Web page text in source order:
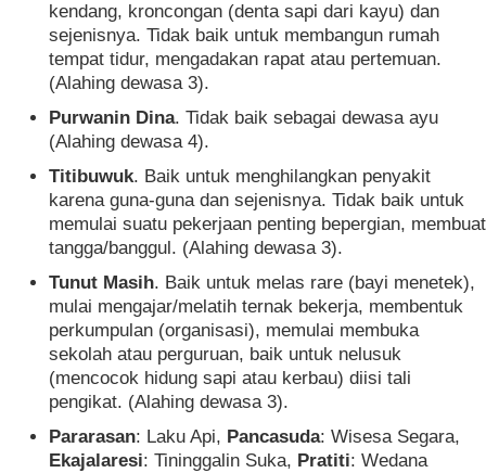
kendang, kroncongan (denta sapi dari kayu) dan
sejenisnya. Tidak baik untuk membangun rumah
tempat tidur, mengadakan rapat atau pertemuan.
(Alahing dewasa 3).
Purwanin Dina. Tidak baik sebagai dewasa ayu
(Alahing dewasa 4).
Titibuwuk. Baik untuk menghilangkan penyakit
karena guna-guna dan sejenisnya. Tidak baik untuk
memulai suatu pekerjaan penting bepergian, membuat
tangga/banggul. (Alahing dewasa 3).
Tunut Masih. Baik untuk melas rare (bayi menetek),
mulai mengajar/melatih ternak bekerja, membentuk
perkumpulan (organisasi), memulai membuka
sekolah atau perguruan, baik untuk nelusuk
(mencocok hidung sapi atau kerbau) diisi tali
pengikat. (Alahing dewasa 3).
Pararasan: Laku Api, Pancasuda: Wisesa Segara,
Ekajalaresi: Tininggalin Suka, Pratiti: Wedana